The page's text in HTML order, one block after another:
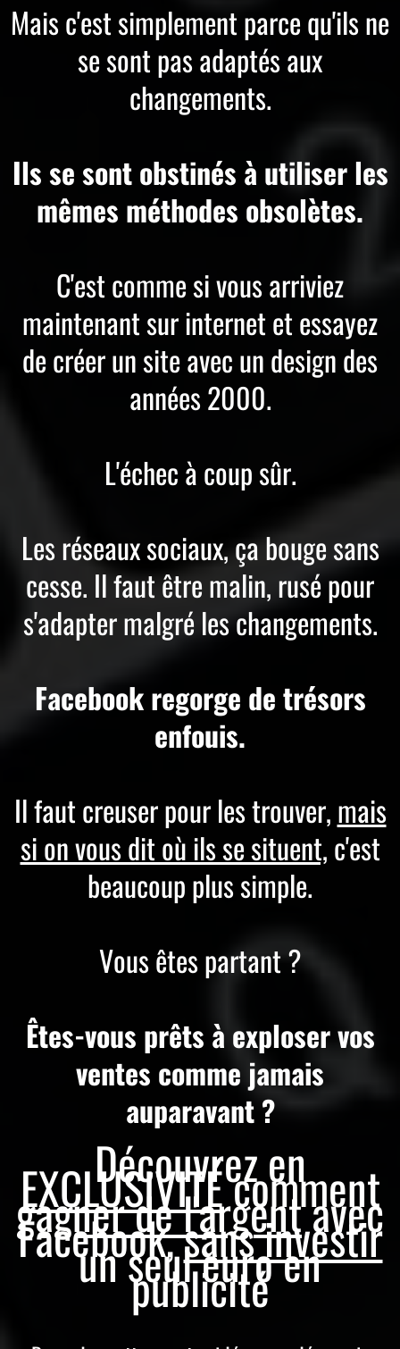
Mais c'est simplement parce qu'ils ne
se sont pas adaptés aux
changements.
Ils se sont obstinés à utiliser les
mêmes méthodes obsolètes.
C'est comme si vous arriviez
maintenant sur internet et essayez
de créer un site avec un design des
années 2000.
L'échec à coup sûr.
Les réseaux sociaux, ça bouge sans
cesse. Il faut être malin, rusé pour
s'adapter malgré les changements.
Facebook regorge de trésors
enfouis.
Il faut creuser pour les trouver,mais
si on vous dit où ils se situent,c'est
beaucoup plus simple.
Vous êtes partant ?
Êtes-vous prêts à exploser vos
ventes comme jamais
auparavant ?
Découvrez en
EXCLUSIVITÉcomment
gagner de l'argentavec
Facebook,sans investir
un seul euro en
publicité